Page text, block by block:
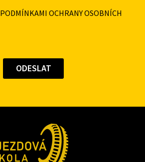
PODMÍNKAMI OCHRANY OSOBNÍCH